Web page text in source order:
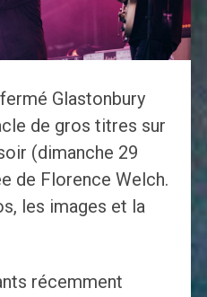
Glastonbury
de gros titres sur
(dimanche 29
de Florence Welch.
les images et la
récemment